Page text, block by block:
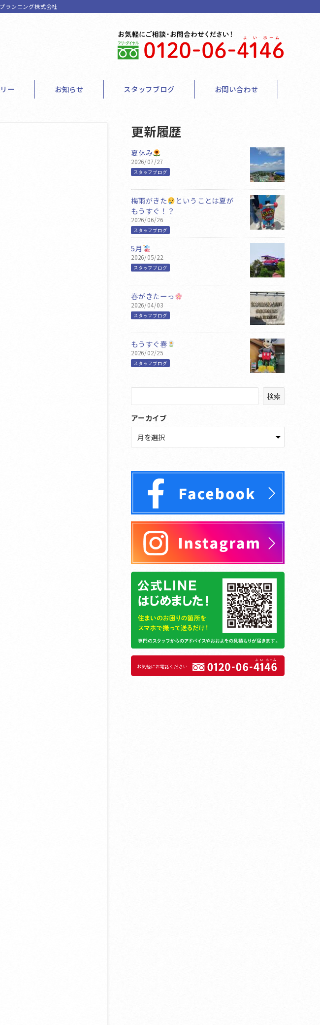
ランニング株式会社
ー お知らせ スタッフブログ お問い合わせ
更新履歴
夏休み
2026/07/27
スタッフブログ
梅雨がきた
ということは夏が
もうすぐ！？
2026/06/26
スタッフブログ
5月
2026/05/22
スタッフブログ
春がきたーっ
2026/04/03
スタッフブログ
もうすぐ春
2026/02/25
スタッフブログ
索
検索
アーカイブ